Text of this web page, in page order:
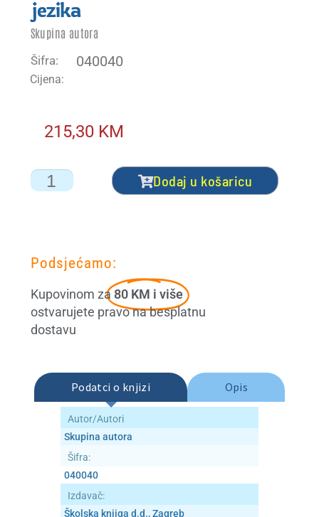
Početna – mostarski sajam 2026
Početna – NG
Početna – nova ORG
Početna orig
Portal
Publicistika
Rječnici
Osnovna škola
jezika
Skupina autora
Šifra:
040040
Cijena:
215,30 KM
Dodaj u košaricu
Podsjećamo:
Kupovinom za 80 KM i više
ostvarujete pravo na besplatnu
dostavu
Podatci o knjizi Opis
Autor/Autori
Skupina autora
Šifra:
040040
Izdavač:
Školska knjiga d.d., Zagreb